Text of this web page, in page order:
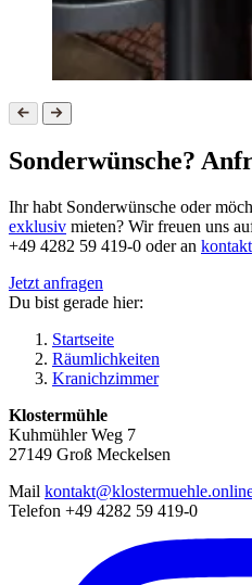
Sonderwünsche?
Ihr habt Sonderwünsche oder
exklusiv mieten? Wir freuen uns
+49 4282 59 419-0 oder an
Jetzt anfragen
Du bist gerade hier:
Startseite
Räumlichkeiten
Kranichzimmer
Klostermühle
Kuhmühler Weg 7
27149 Groß Meckelsen
Mail
Telefon +49 4282 59 419-0